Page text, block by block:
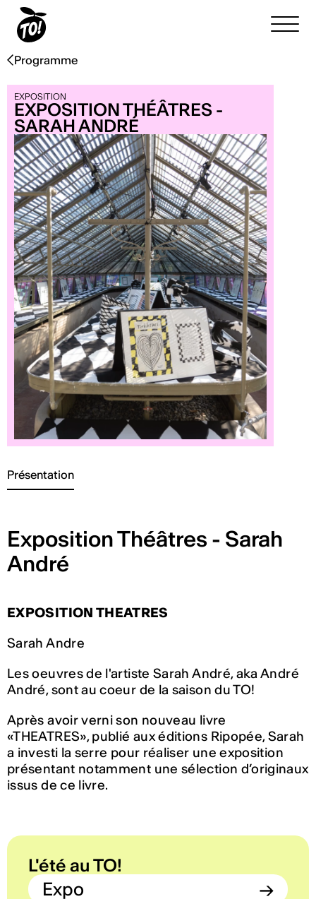
Programme
EXPOSITION
EXPOSITION THÉÂTRES -
SARAH ANDRÉ
Présentation
Exposition Théâtres - Sarah
André
EXPOSITION THEATRES
Sarah Andre
Les oeuvres de l'artiste Sarah André, aka André
André, sont au coeur de la saison du TO!
Après avoir verni son nouveau livre
«THEATRES», publié aux éditions Ripopée, Sarah
a investi la serre pour réaliser une exposition
présentant notamment une sélection d’originaux
issus de ce livre.
L'été au TO!
Expo
→